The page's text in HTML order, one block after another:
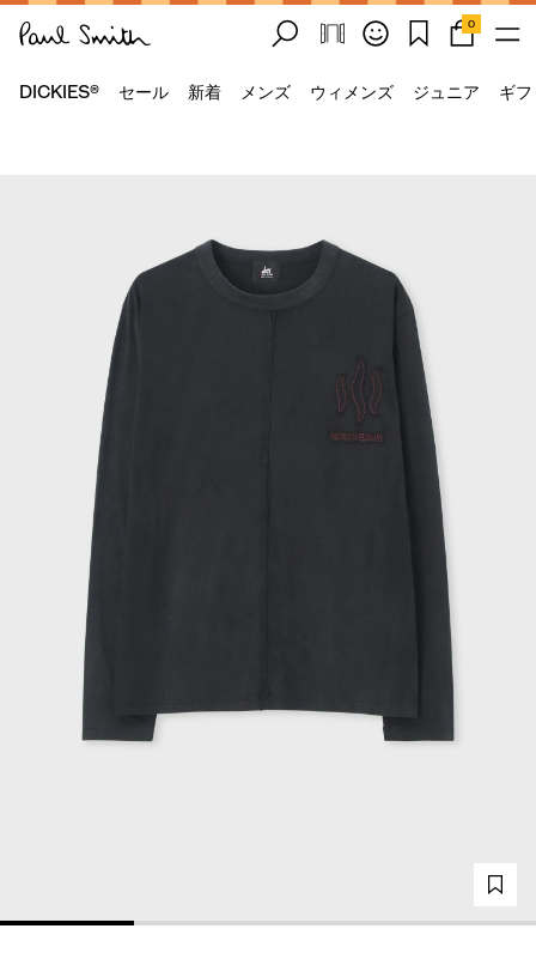
0
DICKIES® セール 新着 メンズ ウィメンズ ジュニア ギ